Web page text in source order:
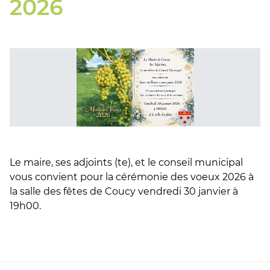
2026
Le maire, ses adjoints (te), et le conseil municipal
vous convient pour la cérémonie des voeux 2026 à
la salle des fêtes de Coucy vendredi 30 janvier à
19h00.